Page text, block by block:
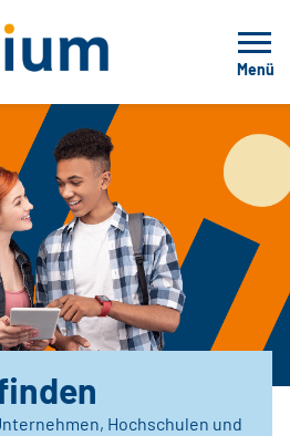
Menü
Hochschulen und